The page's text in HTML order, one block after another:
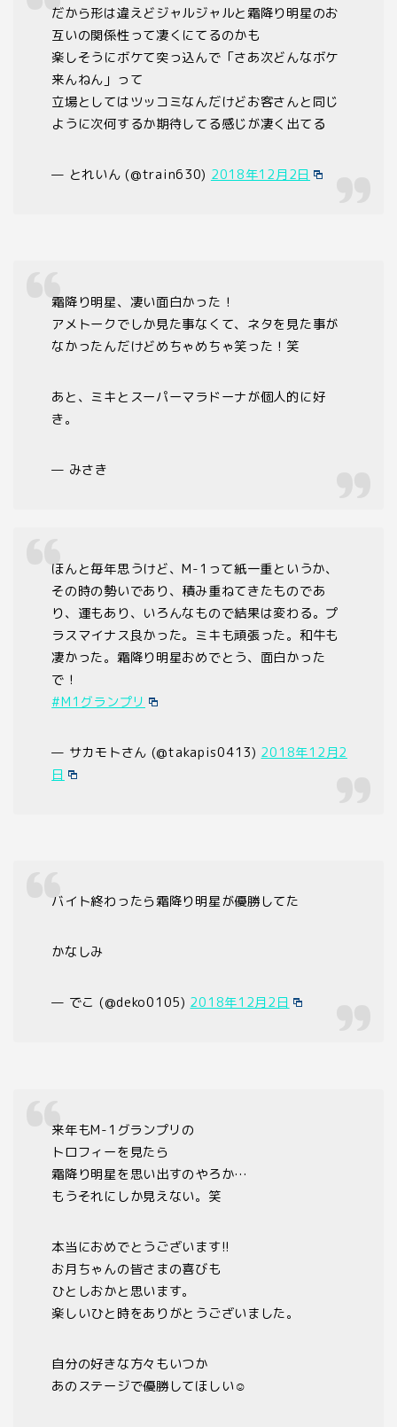
だから形は違えどジャルジャルと霜降り明星のお
互いの関係性って凄くにてるのかも
楽しそうにボケて突っ込んで「さあ次どんなボケ
来んねん」って
立場としてはツッコミなんだけどお客さんと同じ
ように次何するか期待してる感じが凄く出てる
— とれいん (@train630) 2018年12月2日
霜降り明星、凄い面白かった！
アメトークでしか見た事なくて、ネタを見た事が
なかったんだけどめちゃめちゃ笑った！笑
あと、ミキとスーパーマラドーナが個人的に好
き。
— みさき
ほんと毎年思うけど、M-1って紙一重というか、
その時の勢いであり、積み重ねてきたものであ
り、運もあり、いろんなもので結果は変わる。プ
ラスマイナス良かった。ミキも頑張った。和牛も
凄かった。霜降り明星おめでとう、面白かった
で！
#M1グランプリ
— サカモトさん (@takapis0413) 2018年12月2
日
バイト終わったら霜降り明星が優勝してた
かなしみ
— でこ (@deko0105) 2018年12月2日
来年もM-1グランプリの
トロフィーを見たら
霜降り明星を思い出すのやろか…
もうそれにしか見えない。笑
本当におめでとうございます!!
お月ちゃんの皆さまの喜びも
ひとしおかと思います。
楽しいひと時をありがとうございました。
自分の好きな方々もいつか
あのステージで優勝してほしい☺️